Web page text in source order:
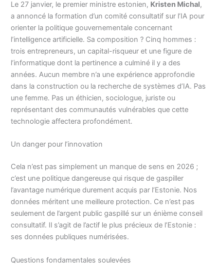
Le 27 janvier, le premier ministre estonien, Kristen Michal,
a annoncé la formation d’un comité consultatif sur l’IA pour
orienter la politique gouvernementale concernant
l’intelligence artificielle. Sa composition ? Cinq hommes :
trois entrepreneurs, un capital-risqueur et une figure de
l’informatique dont la pertinence a culminé il y a des
années. Aucun membre n’a une expérience approfondie
dans la construction ou la recherche de systèmes d’IA. Pas
une femme. Pas un éthicien, sociologue, juriste ou
représentant des communautés vulnérables que cette
technologie affectera profondément.
Un danger pour l’innovation
Cela n’est pas simplement un manque de sens en 2026 ;
c’est une politique dangereuse qui risque de gaspiller
l’avantage numérique durement acquis par l’Estonie. Nos
données méritent une meilleure protection. Ce n’est pas
seulement de l’argent public gaspillé sur un énième conseil
consultatif. Il s’agit de l’actif le plus précieux de l’Estonie :
ses données publiques numérisées.
Questions fondamentales soulevées